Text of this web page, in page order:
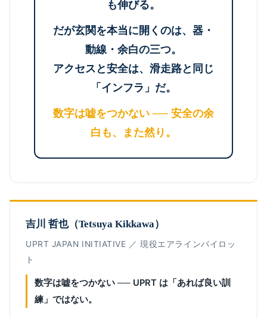
も伸びる。
だが玄関を本当に開くのは、器・
動線・余白の三つ。
アクセスと安全は、滑走路と同じ
「インフラ」だ。
数字は嘘をつかない ── 安全の余
白も、また然り。
吉川 哲也（Tetsuya Kikkawa）
UPRT JAPAN INITIATIVE ／ 現役エアラインパイロッ
ト
数字は嘘をつかない ── UPRT は「あれば良い訓
練」ではない。